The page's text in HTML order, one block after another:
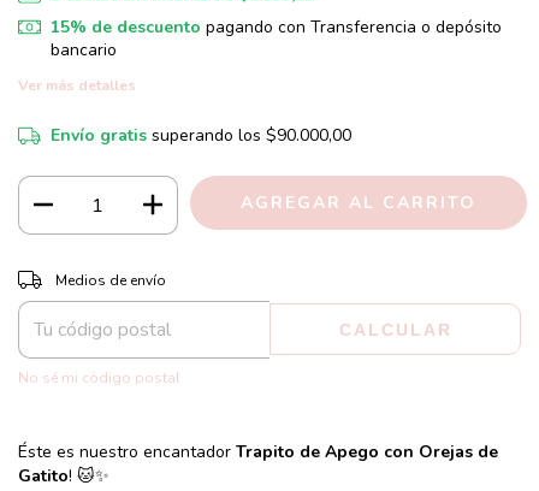
15% de descuento pagando con Transferencia o depósito
bancario
Ver más detalles
Envío gratis superando los $90.000,00
Entregas para el CP:
Medios de envío
CALCULAR
No sé mi código postal
Éste es nuestro encantador Trapito de Apego con Orejas de
Gatito! 🐱✨